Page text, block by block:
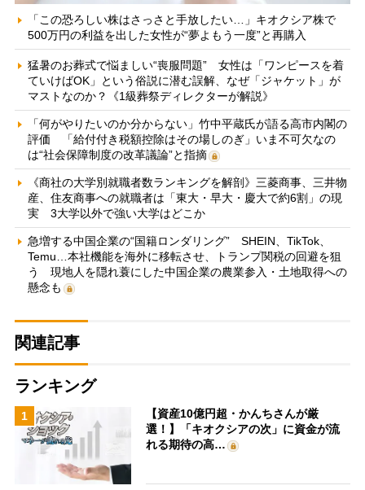
「この恐ろしい株はさっさと手放したい…」キオクシア株で
500万円の利益を出した女性が“夢よもう一度”と再購入
猛暑のお葬式で悩ましい“喪服問題” 女性は「ワンピースを着
ていけばOK」という俗説に潜む誤解、なぜ「ジャケット」が
マストなのか？《1級葬祭ディレクターが解説》
「何がやりたいのか分からない」竹中平蔵氏が語る高市内閣の
評価 「給付付き税額控除はその場しのぎ」いま不可欠なの
は“社会保障制度の改革議論”と指摘
《商社の大学別就職者数ランキングを解剖》三菱商事、三井物
産、住友商事への就職者は「東大・早大・慶大で約6割」の現
実 3大学以外で強い大学はどこか
急増する中国企業の“国籍ロンダリング” SHEIN、TikTok、
Temu…本社機能を海外に移転させ、トランプ関税の回避を狙
う 現地人を隠れ蓑にした中国企業の農業参入・土地取得への
懸念も
関連記事
ランキング
1
【資産10億円超・かんちさんが厳
選！】「キオクシアの次」に資金が流
れる期待の高…